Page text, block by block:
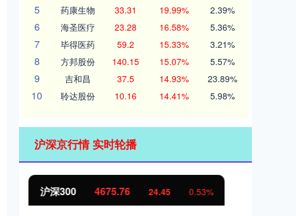
5 药康生物 33.31 19.99% 2.39%
6 海圣医疗 23.28 16.58% 5.36%
7 毕得医药 59.2 15.33% 3.21%
8 方邦股份 140.15 15.07% 5.57%
9 吉和昌 37.5 14.93% 23.89%
10 聆达股份 10.16 14.41% 5.98%
沪深京行情 实时轮播
北证50 1119.70 -3.17 -0.28%